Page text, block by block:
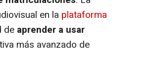
en la plataforma
de aprender a usar
más avanzado de